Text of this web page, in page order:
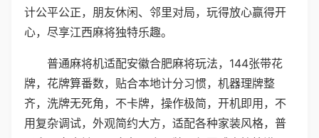
计公平公正，朋友休闲、邻里对局，玩得放心赢得开
心，尽享江西麻将独特乐趣。
普通麻将机适配安徽合肥麻将玩法，144张带花
牌，花牌算番数，贴合本地计分习惯，机器理牌整
齐，洗牌无死角，不卡牌，操作极简，开机即用，不
用复杂调试，外观简约大方，适配各种家装风格，普